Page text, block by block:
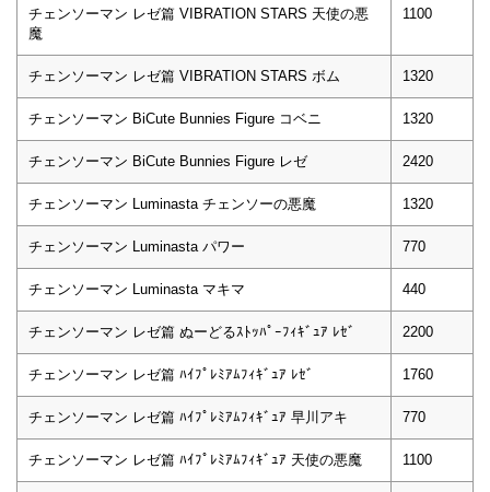
チェンソーマン レゼ篇 VIBRATION STARS 天使の悪
魔
1100
チェンソーマン レゼ篇 VIBRATION STARS ボム 1320
チェンソーマン BiCute Bunnies Figure コベニ 1320
チェンソーマン BiCute Bunnies Figure レゼ 2420
チェンソーマン Luminasta チェンソーの悪魔 1320
チェンソーマン Luminasta パワー 770
チェンソーマン Luminasta マキマ 440
チェンソーマン レゼ篇 ぬーどるｽﾄｯﾊﾟｰﾌｨｷﾞｭｱ ﾚｾﾞ 2200
チェンソーマン レゼ篇 ﾊｲﾌﾟﾚﾐｱﾑﾌｨｷﾞｭｱ ﾚｾﾞ 1760
チェンソーマン レゼ篇 ﾊｲﾌﾟﾚﾐｱﾑﾌｨｷﾞｭｱ 早川アキ 770
チェンソーマン レゼ篇 ﾊｲﾌﾟﾚﾐｱﾑﾌｨｷﾞｭｱ 天使の悪魔 1100